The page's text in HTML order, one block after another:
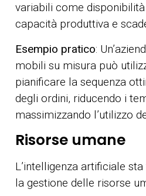
variabili come
capacità produttiva e
Esempio pratico:
mobili su misura può
pianificare la sequenza
degli ordini, riducendo i
massimizzando l’utilizzo
Risorse umane
L’intelligenza artificiale
la gestione delle risorse